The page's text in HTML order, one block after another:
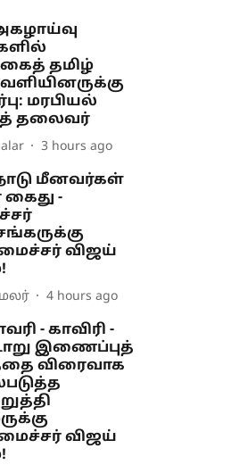
தமிழ்
மரபியல்
தலைவர்
3 hours ago
மீனவர்கள்
கைது -
விஜய்
4 hours ago
- காவிரி -
இணைப்புத்
விரைவாக
விஜய்